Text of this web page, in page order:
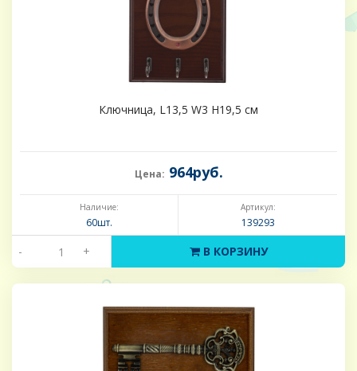
Ключница, L13,5 W3 H19,5 см
Цена: 964руб.
Наличие:
60шт.
Артикул:
139293
- + В КОРЗИНУ